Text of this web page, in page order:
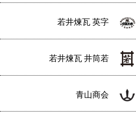
若井煉瓦 英字
若井煉瓦 井筒若
青山商会